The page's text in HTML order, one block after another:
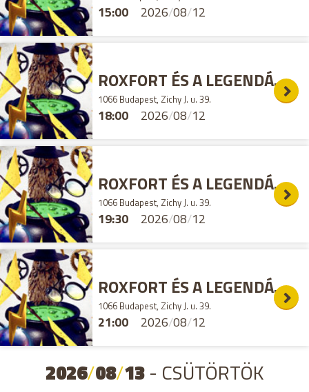
2026/08/12
15:00
2026/08/12
18:00
ROXFORT ÉS A LEGENDÁS ÁLLATOK SZABADULÓSZOBA
1066 Budapest, Zichy J. u. 39.
2026/08/12
19:30
ROXFORT ÉS A LEGENDÁS ÁLLATOK SZABADULÓSZOBA
1066 Budapest, Zichy J. u. 39.
2026/08/12
21:00
ROXFORT ÉS A LEGENDÁS ÁLLATOK SZABADULÓSZOBA
1066 Budapest, Zichy J. u. 39.
2026/08/13- CSÜTÖRTÖK